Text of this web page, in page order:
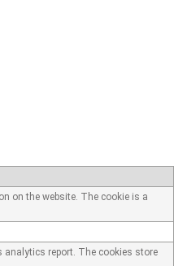
on the website. The cookie is a
report. The cookies store